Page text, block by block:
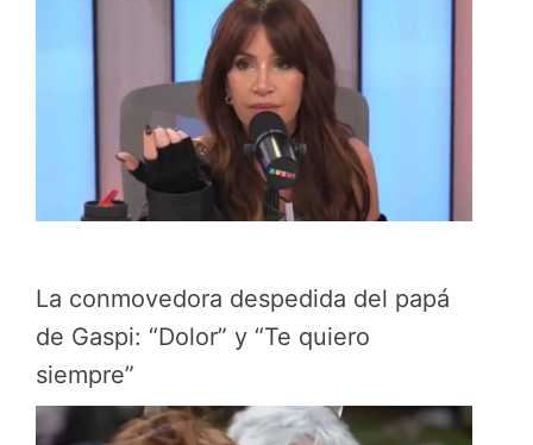
La conmovedora despedida del papá
de Gaspi: “Dolor” y “Te quiero
siempre”